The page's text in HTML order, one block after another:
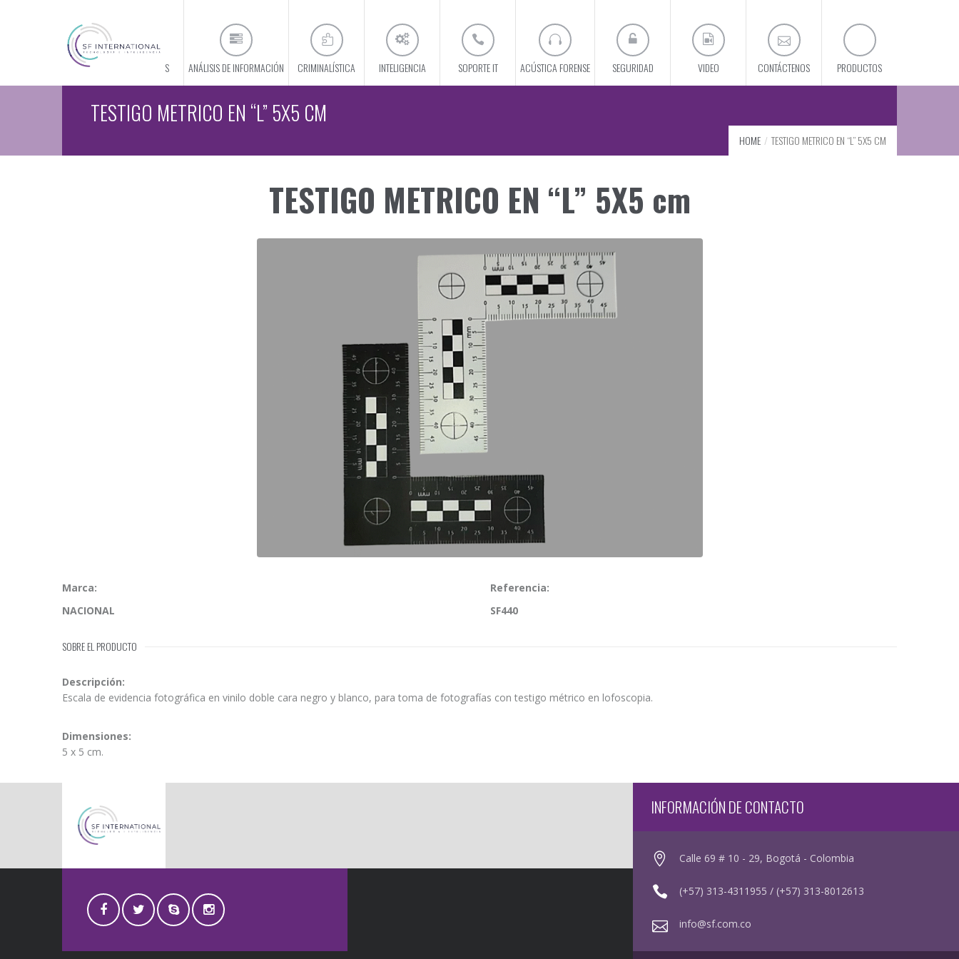
CONÓCENOS ANÁLISIS DE INFORMACIÓN CRIMINALÍSTICA INTELIGENCIA SOPORTE IT ACÚSTICA FORENSE SEGURIDAD VIDEO CONTÁCTENOS PRODUCTOS
TESTIGO METRICO EN “L” 5X5 CM
HOME TESTIGO METRICO EN “L” 5X5 CM
TESTIGO METRICO EN “L” 5X5 cm
Marca:
NACIONAL
Referencia:
SF440
SOBRE EL PRODUCTO
Descripción:
Escala de evidencia fotográfica en vinilo doble cara negro y blanco, para toma de fotografías con testigo métrico en lofoscopia.
Dimensiones:
5 x 5 cm.
INFORMACIÓN DE CONTACTO
Calle 69 # 10 - 29, Bogotá - Colombia
(+57) 313-4311955 / (+57) 313-8012613
info@sf.com.co